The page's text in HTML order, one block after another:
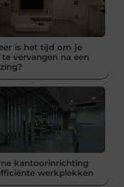
is het tijd om je
vervangen na een
kantoorinrichting
werkplekken